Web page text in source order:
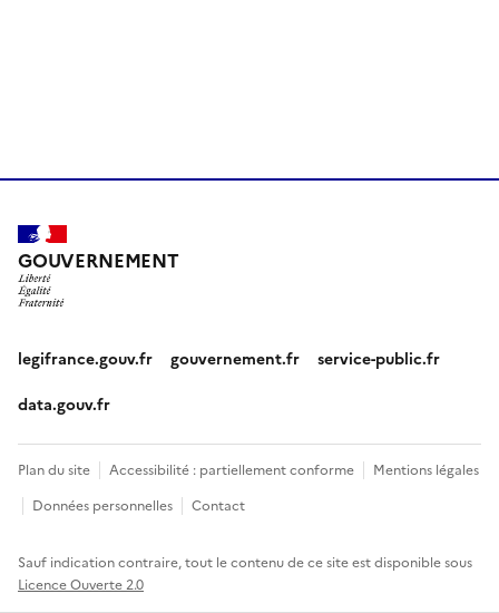
GOUVERNEMENT
legifrance.gouv.fr gouvernement.fr service-public.fr
data.gouv.fr
Plan du site Accessibilité : partiellement conforme
Mentions légales
Données personnelles
Contact
Sauf indication contraire, tout le contenu de ce site est disponible sous
Licence Ouverte 2.0